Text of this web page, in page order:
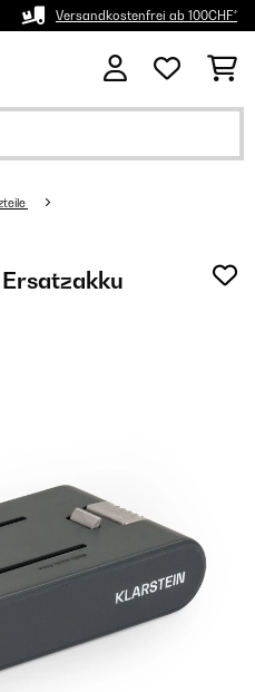
Versandkostenfrei ab 100CHF*